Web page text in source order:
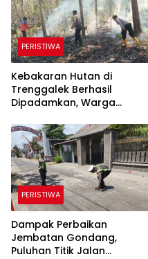
PERISTIWA
Kebakaran Hutan di
Trenggalek Berhasil
Dipadamkan, Warga
Karhutla
PERISTIWA
Dampak Perbaikan
Jembatan Gondang,
Puluhan Titik Jalan